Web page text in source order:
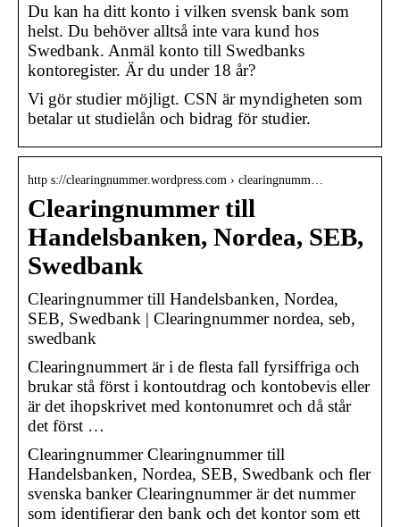
Du kan ha ditt konto i vilken svensk bank som
helst. Du behöver alltså inte vara kund hos
Swedbank. Anmäl konto till Swedbanks
kontoregister. Är du under 18 år?
Vi gör studier möjligt. CSN är myndigheten som
betalar ut studielån och bidrag för studier.
http s://clearingnummer.wordpress.com › clearingnumm…
Clearingnummer till
Handelsbanken, Nordea, SEB,
Swedbank
Clearingnummer till Handelsbanken, Nordea,
SEB, Swedbank | Clearingnummer nordea, seb,
swedbank
Clearingnummert är i de flesta fall fyrsiffriga och
brukar stå först i kontoutdrag och kontobevis eller
är det ihopskrivet med kontonumret och då står
det först …
Clearingnummer Clearingnummer till
Handelsbanken, Nordea, SEB, Swedbank och fler
svenska banker Clearingnummer är det nummer
som identifierar den bank och det kontor som ett